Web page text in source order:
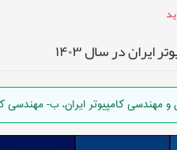
در سال ۱۴۰۳
کامپیوتر ایران، ب- مهندسی